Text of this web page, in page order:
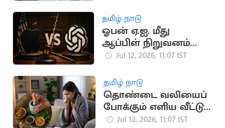
இணையதளம்
தமிழ் நாடு
ஓபன் ஏ.ஐ. மீது
ஆப்பிள் நிறுவனம்
வழக்கு: காரணம்
Jul 12, 2026, 11:07 IST
தமிழ் நாடு
தொண்டை வலியைப்
போக்கும் எளிய வீட்டு
வைத்தியங்கள்
Jul 12, 2026, 11:07 IST